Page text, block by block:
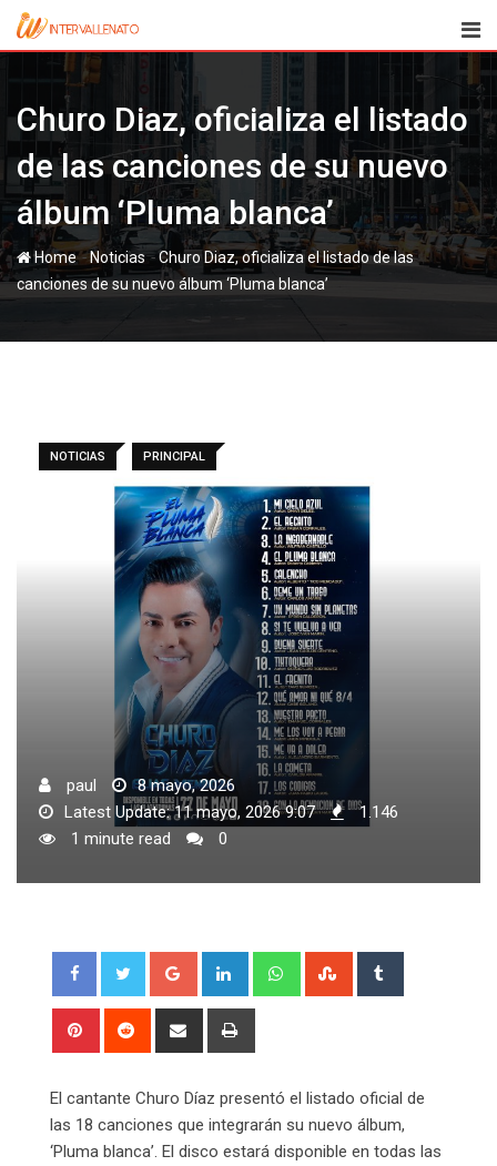
Skip
Churo Diaz, oficializa el listado
de las canciones de su nuevo
álbum ‘Pluma blanca’
Home-Noticias-Churo Diaz, oficializa el listado de las
canciones de su nuevo álbum ‘Pluma blanca’
NOTICIAS PRINCIPAL
paul
8 mayo, 2026
Latest Update: 11 mayo, 2026 9:07
1.146
1 minute read
0
Google+ LinkedIn WhatsappStumbleUpon
Pinterest Reddit
Share
El cantante Churo Díaz presentó el listado oficial de
las 18 canciones que integrarán su nuevo álbum,
‘Pluma blanca’. El disco estará disponible en todas las